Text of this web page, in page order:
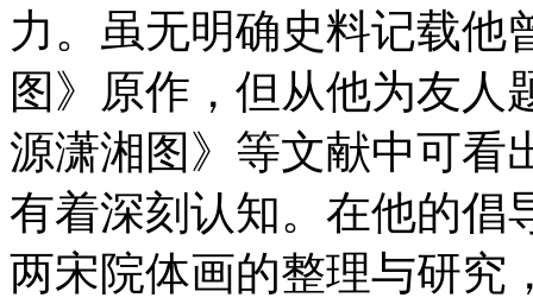
力。虽无明确史料记载他
图》原作，但从他为友人
源潇湘图》等文献中可看
有着深刻认知。在他的倡
两宋院体画的整理与研究